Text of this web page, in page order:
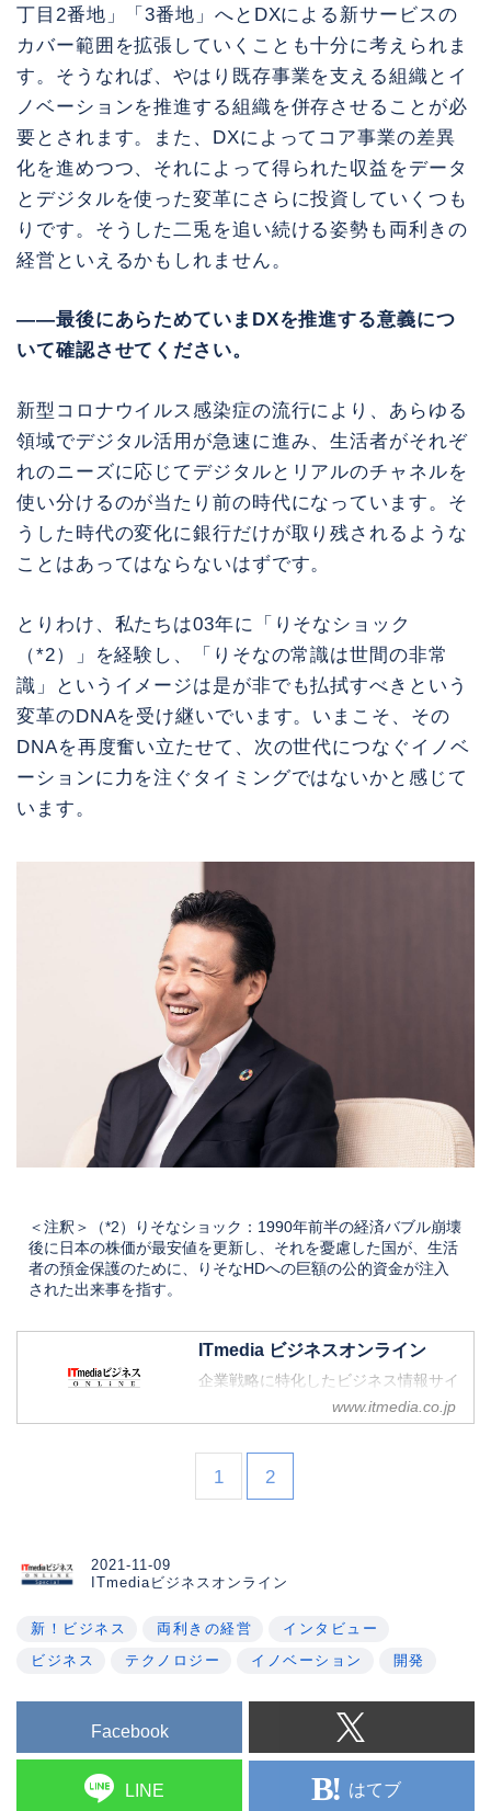
丁目2番地」「3番地」へとDXによる新サービスの
カバー範囲を拡張していくことも十分に考えられま
す。そうなれば、やはり既存事業を支える組織とイ
ノベーションを推進する組織を併存させることが必
要とされます。また、DXによってコア事業の差異
化を進めつつ、それによって得られた収益をデータ
とデジタルを使った変革にさらに投資していくつも
りです。そうした二兎を追い続ける姿勢も両利きの
経営といえるかもしれません。
――最後にあらためていまDXを推進する意義につ
いて確認させてください。
新型コロナウイルス感染症の流行により、あらゆる
領域でデジタル活用が急速に進み、生活者がそれぞ
れのニーズに応じてデジタルとリアルのチャネルを
使い分けるのが当たり前の時代になっています。そ
うした時代の変化に銀行だけが取り残されるような
ことはあってはならないはずです。
とりわけ、私たちは03年に「りそなショック
（*2）」を経験し、「りそなの常識は世間の非常
識」というイメージは是が非でも払拭すべきという
変革のDNAを受け継いでいます。いまこそ、その
DNAを再度奮い立たせて、次の世代につなぐイノベ
ーションに力を注ぐタイミングではないかと感じて
います。
＜注釈＞（*2）りそなショック：1990年前半の経済バブル崩壊
後に日本の株価が最安値を更新し、それを憂慮した国が、生活
者の預金保護のために、りそなHDへの巨額の公的資金が注入
された出来事を指す。
ITmedia ビジネスオンライン
企業戦略に特化したビジネス情報サイ
www.itmedia.co.jp
1 2
2021-11-09
ITmediaビジネスオンライン
新！ビジネス 両利きの経営
インタビュー
ビジネス
テクノロジー イノベーション 開発
Facebook
LINE はてブ